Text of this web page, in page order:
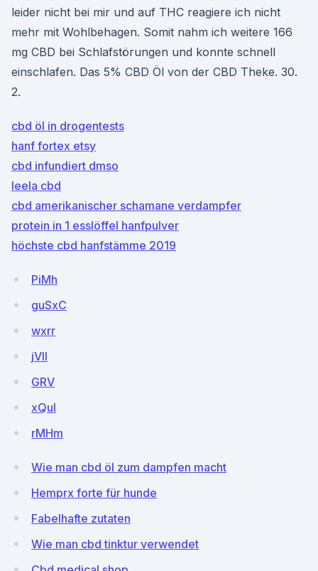
leider nicht bei mir und auf THC reagiere ich nicht
mehr mit Wohlbehagen. Somit nahm ich weitere 166
mg CBD bei Schlafstörungen und konnte schnell
einschlafen. Das 5% CBD Öl von der CBD Theke. 30.
2.
cbd öl in drogentests
hanf fortex etsy
cbd infundiert dmso
leela cbd
cbd amerikanischer schamane verdampfer
protein in 1 esslöffel hanfpulver
höchste cbd hanfstämme 2019
PiMh
guSxC
wxrr
jVII
GRV
xQul
rMHm
Wie man cbd öl zum dampfen macht
Hemprx forte für hunde
Fabelhafte zutaten
Wie man cbd tinktur verwendet